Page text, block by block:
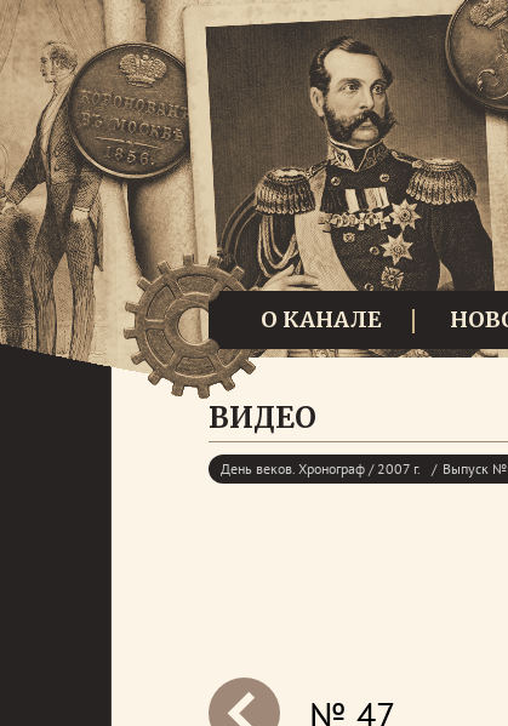
О КАНАЛЕ
ВИДЕО
День веков. Хронограф / 2007 г. Выпуск №
№ 47